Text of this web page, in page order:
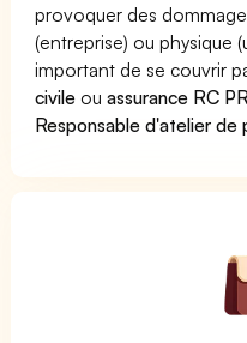
provoquer des
(entreprise) ou physique
important de se couvrir
civile ouassurance RC
Responsable d'atelier de